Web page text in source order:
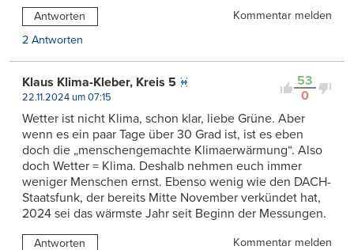
Antworten
Kommentar melden
2 Antworten
53
0
Klaus Klima-Kleber, Kreis 5
22.11.2024 um 07:15
Wetter ist nicht Klima, schon klar, liebe Grüne. Aber
wenn es ein paar Tage über 30 Grad ist, ist es eben
doch die „menschengemachte Klimaerwärmung“. Also
doch Wetter = Klima. Deshalb nehmen euch immer
weniger Menschen ernst. Ebenso wenig wie den DACH-
Staatsfunk, der bereits Mitte November verkündet hat,
2024 sei das wärmste Jahr seit Beginn der Messungen.
Antworten
Kommentar melden